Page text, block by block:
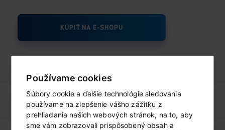
Používame cookies
Súbory cookie a ďalšie technológie sledovania
používame na zlepšenie vášho zážitku z
prehliadania našich webových stránok, na to, aby
sme vám zobrazovali prispôsobený obsah a
KÚPIŤ NA E-SHOPU
výživové údaje